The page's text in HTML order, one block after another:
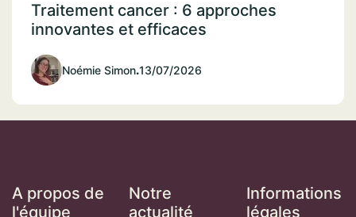
Traitement cancer : 6 approches
innovantes et efficaces
Noémie Simon.13/07/2026
A propos de
l'équipe
Notre
actualité
Informations
légales